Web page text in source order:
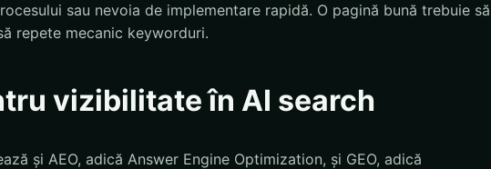
sau nevoia de implementare rapidă. O pagină bună trebuie să
repete mecanic keyworduri.
vizibilitate în AI search
și AEO, adică Answer Engine Optimization, și GEO, adică